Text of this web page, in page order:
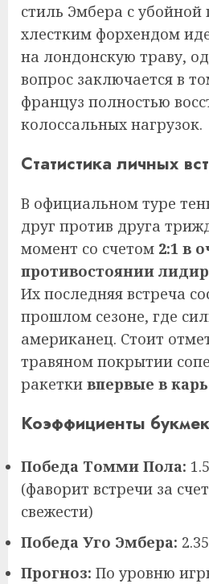
стиль Эмбера с
хлестким форхендом
на лондонскую траву,
вопрос заключается в
француз полностью
колоссальных нагрузок.
Статистика личных
В официальном туре
друг против друга
момент со счетом 2:1 в
противостоянии
Их последняя встреча
прошлом сезоне, где
американец. Стоит
травяном покрытии
ракетки впервые в
Коэффициенты
Победа Томми Пола:
(фаворит встречи за
свежести)
Победа Уго Эмбера:
Прогноз: По уровню